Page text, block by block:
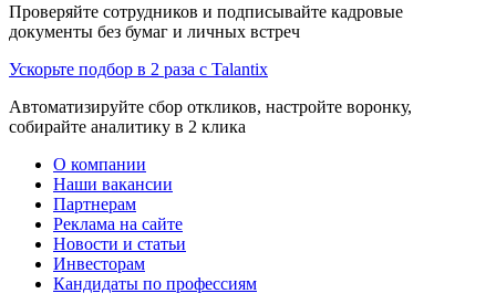
Проверяйте сотрудников и подписывайте кадровые
документы без бумаг и личных встреч
Ускорьте подбор в 2 раза с Talantix
Автоматизируйте сбор откликов, настройте воронку,
собирайте аналитику в 2 клика
О компании
Наши вакансии
Партнерам
Реклама на сайте
Новости и статьи
Инвесторам
Кандидаты по профессиям